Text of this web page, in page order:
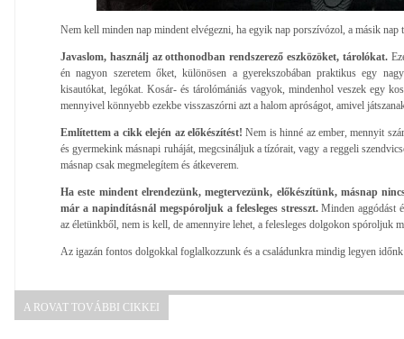
Nem kell minden nap mindent elvégezni, ha egyik nap porszívózol, a másik nap
Javaslom, használj az otthonodban rendszerező eszközöket, tárolókat.
én nagyon szeretem őket, különösen a gyerekszobában praktikus egy
kisautókat, legókat. Kosár- és tárolómániás vagyok, mindenhol veszek egy
mennyivel könnyebb ezekbe visszaszórni azt a halom apróságot, amivel
Említettem a cikk elején az előkészítést!Nem is hinné az ember, mennyit
és gyermekink másnapi ruháját, megcsináljuk a tízórait, vagy a reggeli
másnap csak megmelegítem és átkeverem.
Ha este mindent elrendezünk, megtervezünk, előkészítünk, másnap
már a napindításnál megspóroljuk a felesleges stresszt.Minden aggódást
az életünkből, nem is kell, de amennyire lehet, a felesleges dolgokon spóroljuk
Az igazán fontos dolgokkal foglalkozzunk és a családunkra mindig legyen
A ROVAT TOVÁBBI CIKKEI